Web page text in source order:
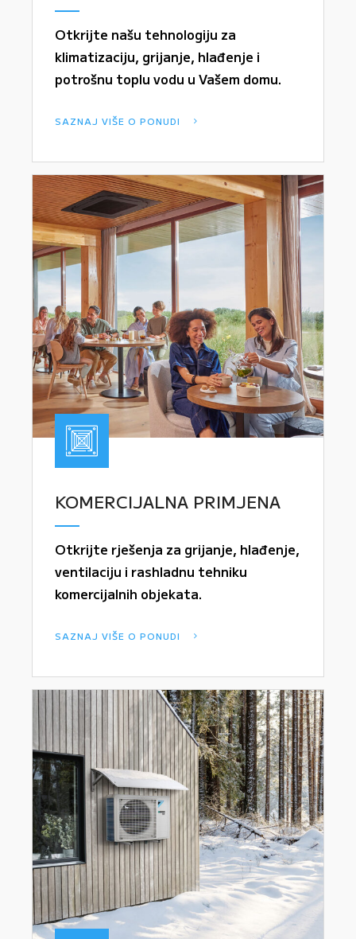
Otkrijte našu tehnologiju za
klimatizaciju, grijanje, hlađenje i
potrošnu toplu vodu u Vašem domu.
SAZNAJ VIŠE O PONUDI
KOMERCIJALNA PRIMJENA
Otkrijte rješenja za grijanje, hlađenje,
ventilaciju i rashladnu tehniku
komercijalnih objekata.
SAZNAJ VIŠE O PONUDI